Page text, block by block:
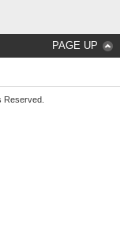
PAGE UP
Reserved.